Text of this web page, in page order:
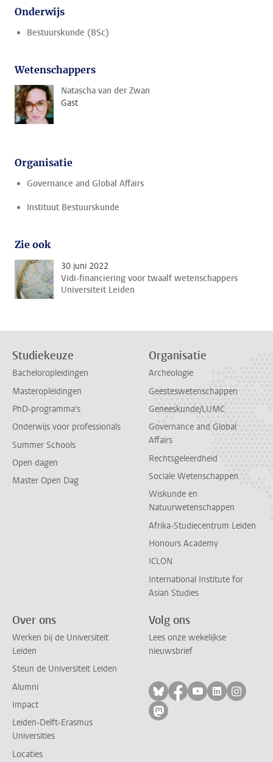
Onderwijs
Bestuurskunde (BSc)
Wetenschappers
Natascha van der Zwan
Gast
Organisatie
Governance and Global Affairs
Instituut Bestuurskunde
Zie ook
30 juni 2022
Vidi-financiering voor twaalf wetenschappers
Universiteit Leiden
Studiekeuze
Bacheloropleidingen
Masteropleidingen
PhD-programma's
Onderwijs voor professionals
Summer Schools
Open dagen
Master Open Dag
Organisatie
Archeologie
Geesteswetenschappen
Geneeskunde/LUMC
Governance and Global
Affairs
Rechtsgeleerdheid
Sociale Wetenschappen
Wiskunde en
Natuurwetenschappen
Afrika-Studiecentrum Leiden
Honours Academy
ICLON
International Institute for
Asian Studies
Over ons
Werken bij de Universiteit
Leiden
Steun de Universiteit Leiden
Alumni
Impact
Leiden-Delft-Erasmus
Universities
Locaties
Volg ons
Lees onze wekelijkse
nieuwsbrief
Volg ons op bluesky
Volg ons op
Volg ons op
Volg ons
Volg
Volg ons op mastodon